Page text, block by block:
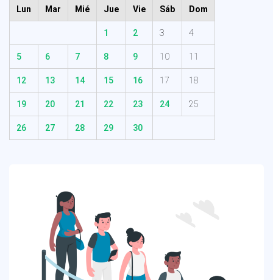
Lun Mar Mié Jue Vie Sáb Dom
1 2 3 4
5 6 7 8 9 10 11
12 13 14 15 16 17 18
19 20 21 22 23 24 25
26 27 28 29 30